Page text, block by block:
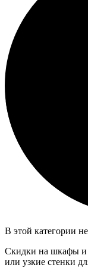
В этой категории
Скидки на шкафы и
или узкие стенки